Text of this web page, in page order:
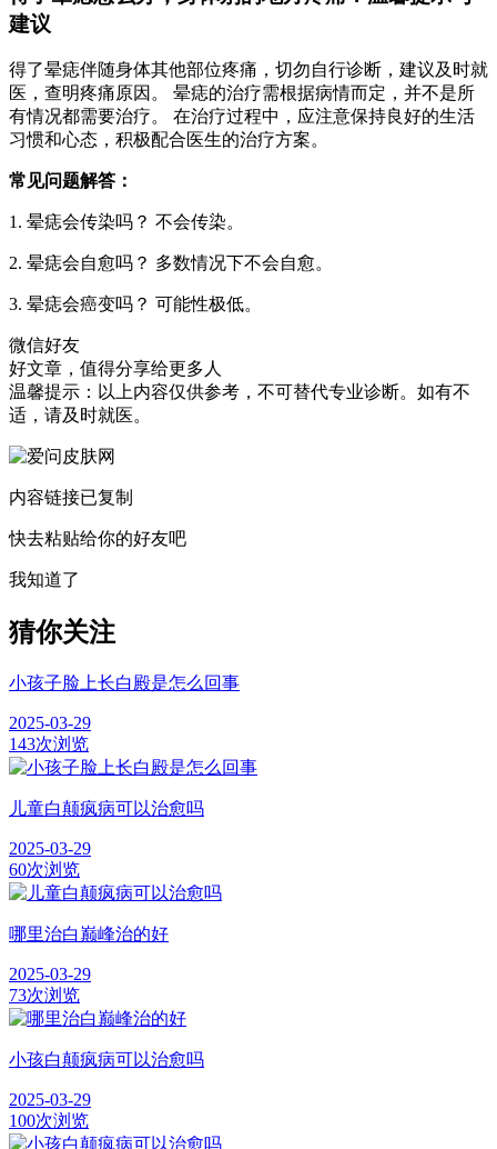
建议
得了晕痣伴随身体其他部位疼痛，切勿自行诊断，建议及时就
医，查明疼痛原因。 晕痣的治疗需根据病情而定，并不是所
有情况都需要治疗。 在治疗过程中，应注意保持良好的生活
习惯和心态，积极配合医生的治疗方案。
常见问题解答：
1. 晕痣会传染吗？ 不会传染。
2. 晕痣会自愈吗？ 多数情况下不会自愈。
3. 晕痣会癌变吗？ 可能性极低。
微信好友
好文章，值得分享给更多人
温馨提示：以上内容仅供参考，不可替代专业诊断。如有不
适，请及时就医。
内容链接已复制
快去粘贴给你的好友吧
我知道了
猜你关注
小孩子脸上长白殿是怎么回事
2025-03-29
143次浏览
儿童白颠疯病可以治愈吗
2025-03-29
60次浏览
哪里治白巅峰治的好
2025-03-29
73次浏览
小孩白颠疯病可以治愈吗
2025-03-29
100次浏览